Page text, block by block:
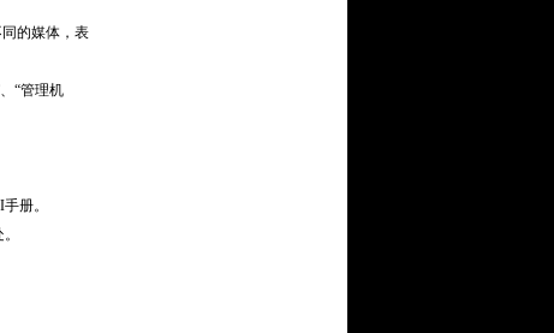
的媒体，表
“管理机
VI手册。